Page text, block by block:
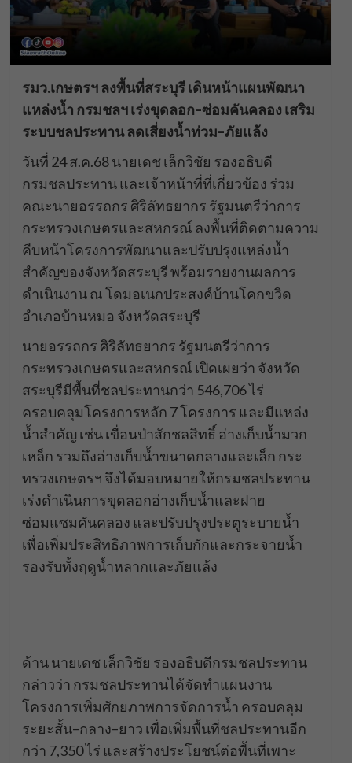
รมว.เกษตรฯ ลงพื้นที่สระบุรี เดินหน้าแผนพัฒนา
แหล่งน้ำ กรมชลฯ เร่งขุดลอก–ซ่อมคันคลอง เสริม
ระบบชลประทาน ลดเสี่ยงน้ำท่วม–ภัยแล้ง
วันที่ 24 ส.ค.68 นายเดช เล็กวิชัย รองอธิบดี
กรมชลประทาน และเจ้าหน้าที่ที่เกี่ยวข้อง ร่วม
คณะนายอรรถกร ศิริลัทธยากร รัฐมนตรีว่าการ
กระทรวงเกษตรและสหกรณ์ ลงพื้นที่ติดตามความ
คืบหน้าโครงการพัฒนาและปรับปรุงแหล่งน้ำ
สำคัญของจังหวัดสระบุรี พร้อมรายงานผลการ
ดำเนินงาน ณ โดมอเนกประสงค์บ้านโคกขวิด
อำเภอบ้านหมอ จังหวัดสระบุรี
นายอรรถกร ศิริลัทธยากร รัฐมนตรีว่าการ
กระทรวงเกษตรและสหกรณ์ เปิดเผยว่า จังหวัด
สระบุรีมีพื้นที่ชลประทานกว่า 546,706 ไร่
ครอบคลุมโครงการหลัก 7 โครงการ และมีแหล่ง
น้ำสำคัญ เช่น เขื่อนป่าสักชลสิทธิ์ อ่างเก็บน้ำมวก
เหล็ก รวมถึงอ่างเก็บน้ำขนาดกลางและเล็ก กระ
ทรวงเกษตรฯ จึงได้มอบหมายให้กรมชลประทาน
เร่งดำเนินการขุดลอกอ่างเก็บน้ำและฝาย
ซ่อมแซมคันคลอง และปรับปรุงประตูระบายน้ำ
เพื่อเพิ่มประสิทธิภาพการเก็บกักและกระจายน้ำ
รองรับทั้งฤดูน้ำหลากและภัยแล้ง
ด้าน นายเดช เล็กวิชัย รองอธิบดีกรมชลประทาน
กล่าวว่า กรมชลประทานได้จัดทำแผนงาน
โครงการเพิ่มศักยภาพการจัดการน้ำ ครอบคลุม
ระยะสั้น–กลาง–ยาว เพื่อเพิ่มพื้นที่ชลประทานอีก
กว่า 7,350 ไร่ และสร้างประโยชน์ต่อพื้นที่เพาะ